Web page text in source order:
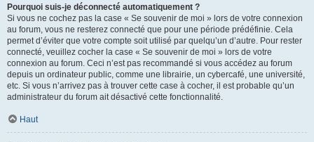
Pourquoi suis-je déconnecté automatiquement ?
Si vous ne cochez pas la case « Se souvenir de moi » lors de votre connexion
au forum, vous ne resterez connecté que pour une période prédéfinie. Cela
permet d’éviter que votre compte soit utilisé par quelqu’un d’autre. Pour rester
connecté, veuillez cocher la case « Se souvenir de moi » lors de votre
connexion au forum. Ceci n’est pas recommandé si vous accédez au forum
depuis un ordinateur public, comme une librairie, un cybercafé, une université,
etc. Si vous n’arrivez pas à trouver cette case à cocher, il est probable qu’un
administrateur du forum ait désactivé cette fonctionnalité.
Haut